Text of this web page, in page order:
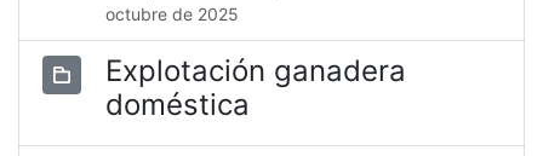
octubre de 2025
Explotación ganadera
doméstica